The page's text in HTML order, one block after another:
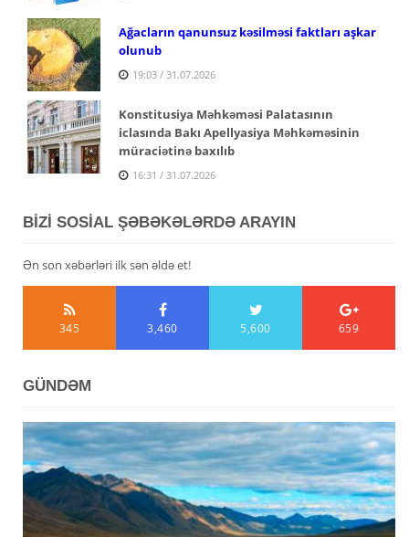
Ağacların qanunsuz kəsilməsi faktları aşkar
olunub
19:03 / 31.07.2026
Konstitusiya Məhkəməsi Palatasının
iclasında Bakı Apellyasiya Məhkəməsinin
müraciətinə baxılıb
16:31 / 31.07.2026
BİZİ SOSİAL ŞƏBƏKƏLƏRDƏ ARAYIN
Ən son xəbərləri ilk sən əldə et!
345 3,460 5,600 659
GÜNDƏM